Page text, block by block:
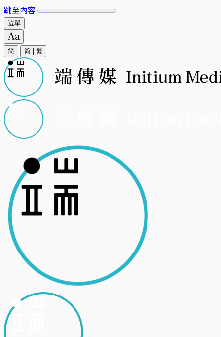
跳至內容
選單
简 简 繁